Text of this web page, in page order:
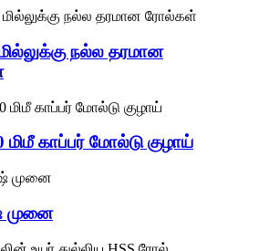
நல்ல தரமான
மிமீ காப்பர் மோல்டு குழாய்
முனை